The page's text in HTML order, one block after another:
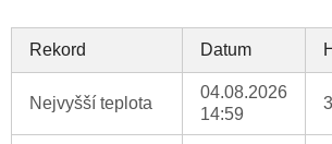
Rekord Datum
Nejvyšší teplota
04.08.2026
14:59